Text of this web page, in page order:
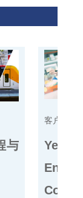
客户案例
与